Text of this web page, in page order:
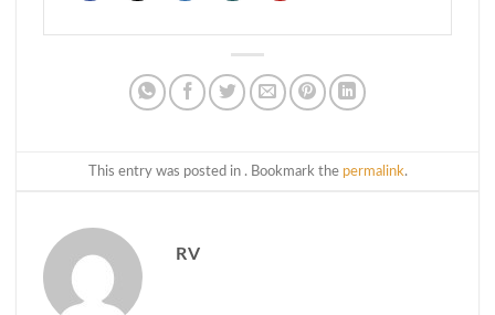
This entry was posted in . Bookmark the permalink.
RV